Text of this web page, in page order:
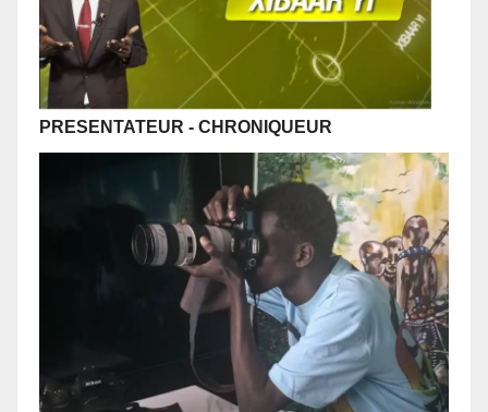
PRESENTATEUR - CHRONIQUEUR